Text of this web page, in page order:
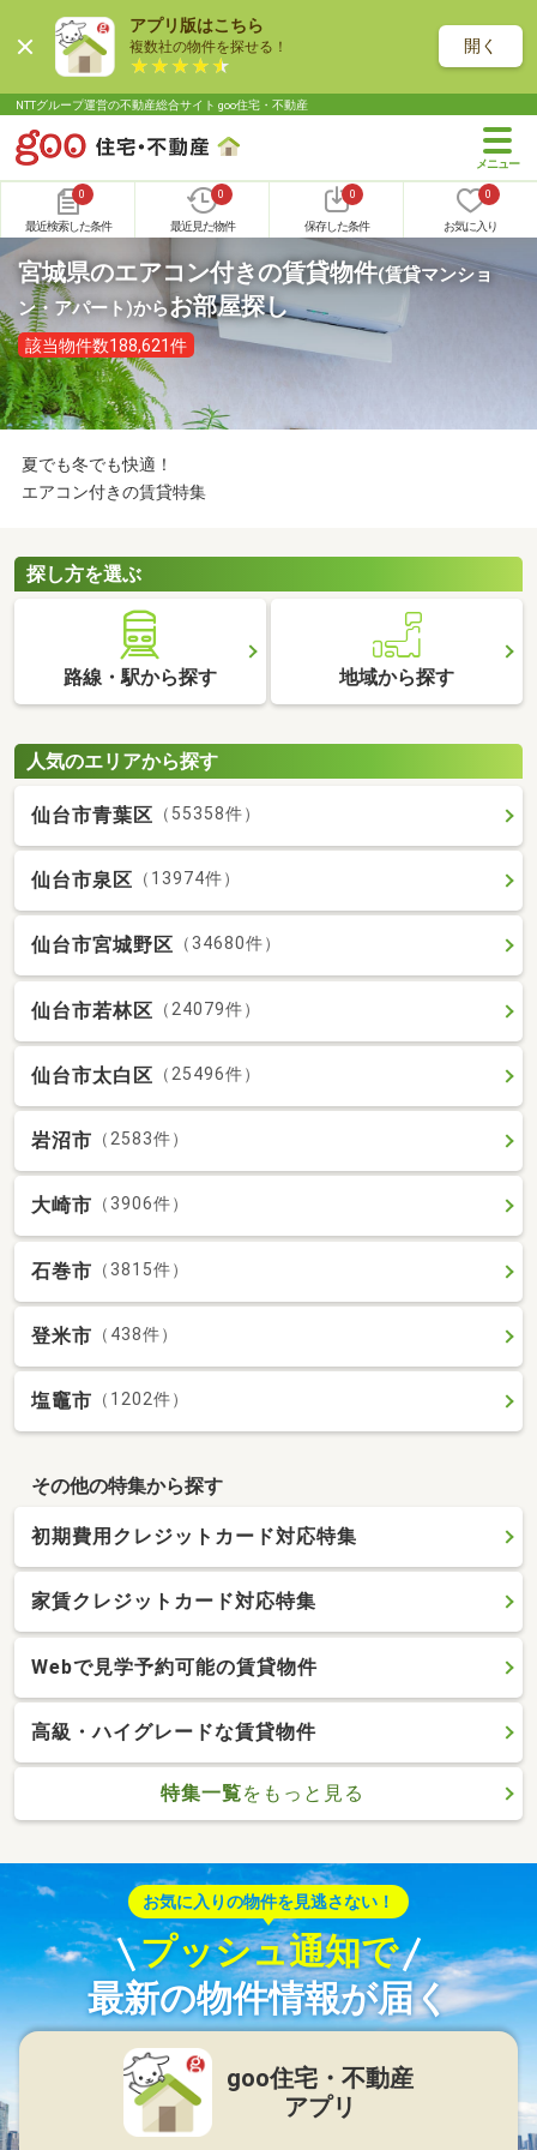
アプリ版はこちら
複数社の物件を探せる！ 開く
NTTグループ運営の不動産総合サイト goo住宅・不動産
0
最近検索した条件
0
最近見た物件
0
保存した条件
0
お気に入り
宮城県のエアコン付きの賃貸物件(賃貸マンショ
ン・アパート)からお部屋探し
該当物件数188,621件
夏でも冬でも快適！
エアコン付きの賃貸特集
探し方を選ぶ
路線・駅から探す 地域から探す
人気のエリアから探す
仙台市青葉区 （55358件）
仙台市泉区 （13974件）
仙台市宮城野区 （34680件）
仙台市若林区 （24079件）
仙台市太白区 （25496件）
岩沼市 （2583件）
大崎市 （3906件）
石巻市 （3815件）
登米市 （438件）
塩竈市 （1202件）
その他の特集から探す
初期費用クレジットカード対応特集
家賃クレジットカード対応特集
Webで見学予約可能の賃貸物件
高級・ハイグレードな賃貸物件
特集一覧をもっと見る
お気に入りの物件を見逃さない！
プッシュ通知で
最新の物件情報が届く
goo住宅・不動産
アプリ